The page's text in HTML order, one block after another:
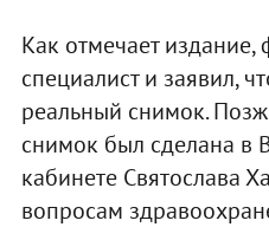
Как отмечает
специалист и заявил,
реальный снимок.
снимок был сделана в
кабинете Святослава
вопросам